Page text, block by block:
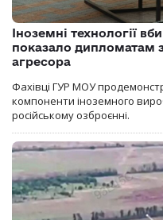
Іноземні технології
показало дипломатам
агресора
Фахівці ГУР МОУ
компоненти іноземного
російському озброєнні.